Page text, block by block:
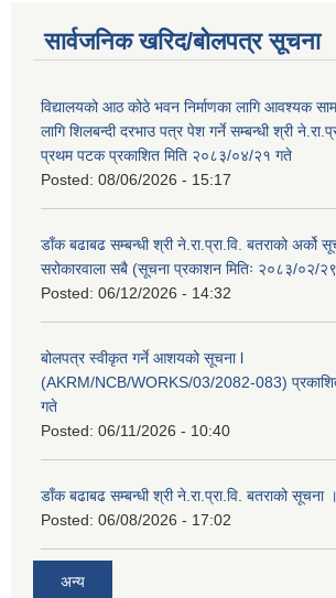
सार्वजनिक खरिद/बोलपत्र सूचना
विद्यालयको आठ कोठे भवन निर्माणका लागि आवश्यक
लागि शिलबन्दी दरभाउ पत्र पेश गर्ने सम्बन्धी श्री
प्रथम पटक प्रकाशित मिति २०८३/०४/२१ गते
Posted: 08/06/2026 - 15:17
डाँक बढाबढ सम्बन्धी श्री ने.रा.प्रा.वि. बतराको अर्को
सरोकारवाला सबै (सूचना प्रकाशन मितिः २०८३/०२/
Posted: 06/12/2026 - 14:32
बोलपत्र स्वीकृत गर्ने आशयको सूचना l
(AKRM/NCB/WORKS/03/2082-083)
गते
Posted: 06/11/2026 - 10:40
डाँक बढाबढ सम्बन्धी श्री ने.रा.प्रा.वि. बतराको सूचना
Posted: 06/08/2026 - 17:02
अन्य